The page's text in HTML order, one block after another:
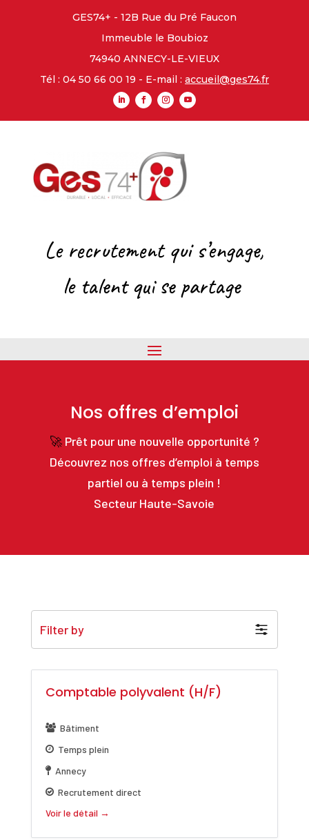
GES74+ - 12B Rue du Pré Faucon
Immeuble le Boubioz
74940 ANNECY-LE-VIEUX
Tél : 04 50 66 00 19 - E-mail : accueil@ges74.fr
Le recrutement qui s’engage,
le talent qui se partage
Nos offres d’emploi
🚀 Prêt pour une nouvelle opportunité ?
Découvrez nos offres d’emploi à temps
partiel ou à temps plein !
Secteur Haute-Savoie
Filter by
Comptable polyvalent (H/F)
Bâtiment
Temps plein
Annecy
Recrutement direct
Voir le détail